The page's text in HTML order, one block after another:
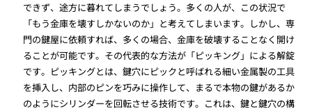
できず、途方に暮れてしまうでしょう。多くの人が、この状況で
「もう金庫を壊すしかないのか」と考えてしまいます。しかし、専
門の鍵屋に依頼すれば、多くの場合、金庫を破壊することなく開け
ることが可能です。その代表的な方法が「ピッキング」による解錠
です。ピッキングとは、鍵穴にピックと呼ばれる細い金属製の工具
を挿入し、内部のピンを巧みに操作して、まるで本物の鍵があるか
のようにシリンダーを回転させる技術です。これは、鍵と鍵穴の構